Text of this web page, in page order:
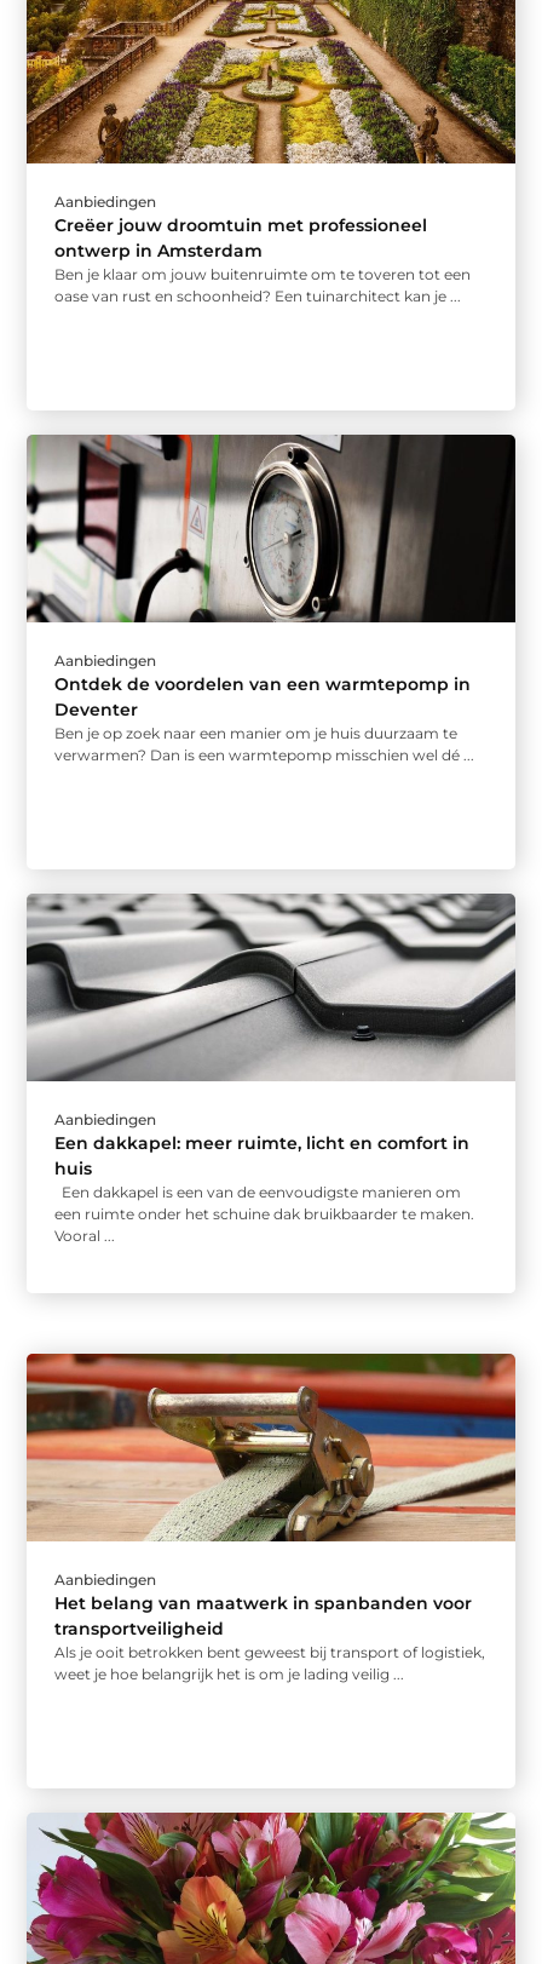
Aanbiedingen
Creëer jouw droomtuin met professioneel
ontwerp in Amsterdam
Ben je klaar om jouw buitenruimte om te toveren tot een
oase van rust en schoonheid? Een tuinarchitect kan je ...
Aanbiedingen
Ontdek de voordelen van een warmtepomp in
Deventer
Ben je op zoek naar een manier om je huis duurzaam te
verwarmen? Dan is een warmtepomp misschien wel dé ...
Aanbiedingen
Een dakkapel: meer ruimte, licht en comfort in
huis
Een dakkapel is een van de eenvoudigste manieren om
een ruimte onder het schuine dak bruikbaarder te maken.
Vooral ...
Aanbiedingen
Het belang van maatwerk in spanbanden voor
transportveiligheid
Als je ooit betrokken bent geweest bij transport of logistiek,
weet je hoe belangrijk het is om je lading veilig ...